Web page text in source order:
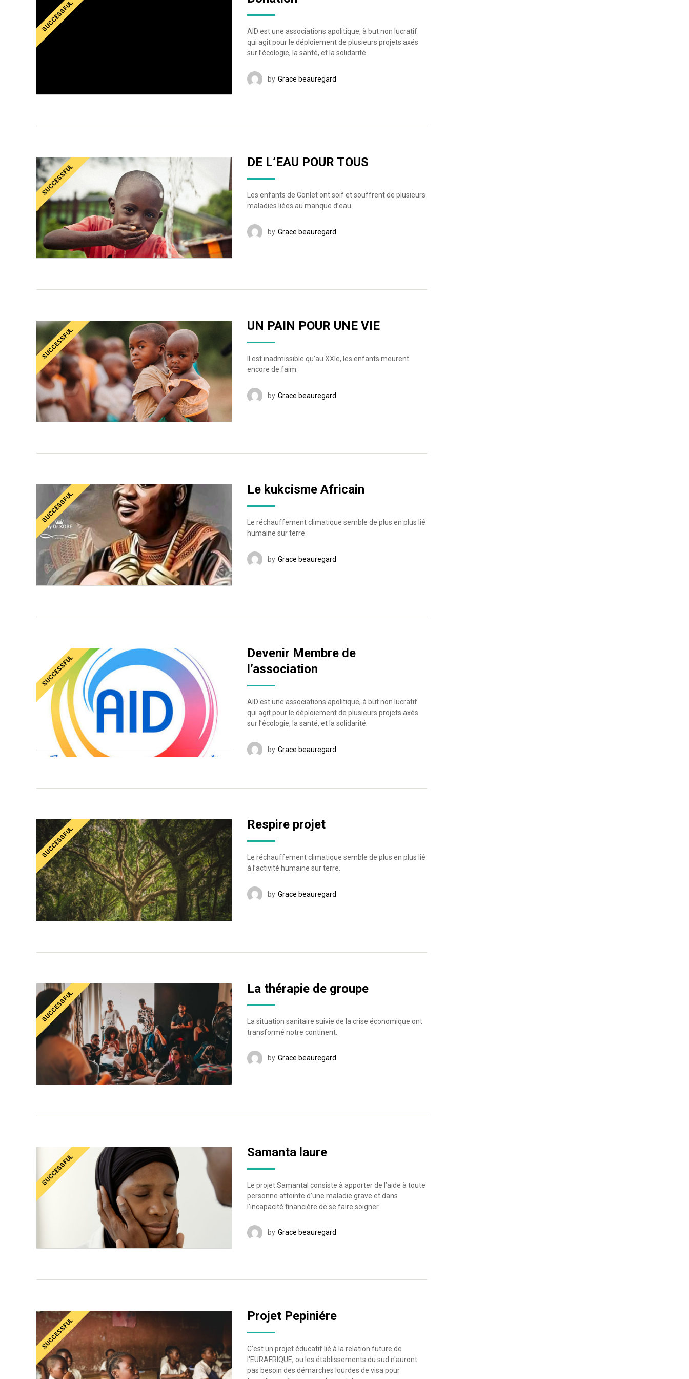
SUCCESSFUL
AID est une associations apolitique, à but non lucratif
qui agit pour le déploiement de plusieurs projets axés
sur l’écologie, la santé, et la solidarité.
by Grace beauregard
SUCCESSFUL
DE L’EAU POUR TOUS
Les enfants de Gonlet ont soif et souffrent de plusieurs
maladies liées au manque d’eau.
by Grace beauregard
SUCCESSFUL
UN PAIN POUR UNE VIE
Il est inadmissible qu’au XXIe, les enfants meurent
encore de faim.
by Grace beauregard
SUCCESSFUL
Le kukcisme Africain
Le réchauffement climatique semble de plus en plus lié
humaine sur terre.
by Grace beauregard
SUCCESSFUL
Devenir Membre de
l’association
AID est une associations apolitique, à but non lucratif
qui agit pour le déploiement de plusieurs projets axés
sur l’écologie, la santé, et la solidarité.
by Grace beauregard
SUCCESSFUL
Respire projet
Le réchauffement climatique semble de plus en plus lié
à l’activité humaine sur terre.
by Grace beauregard
SUCCESSFUL
La thérapie de groupe
La situation sanitaire suivie de la crise économique ont
transformé notre continent.
by Grace beauregard
SUCCESSFUL
Samanta laure
Le projet Samantal consiste à apporter de l’aide à toute
personne atteinte d’une maladie grave et dans
l’incapacité financière de se faire soigner.
by Grace beauregard
SUCCESSFUL
Projet Pepiniére
C'est un projet éducatif lié à la relation future de
l'EURAFRIQUE, ou les établissements du sud n'auront
pas besoin des démarches lourdes de visa pour